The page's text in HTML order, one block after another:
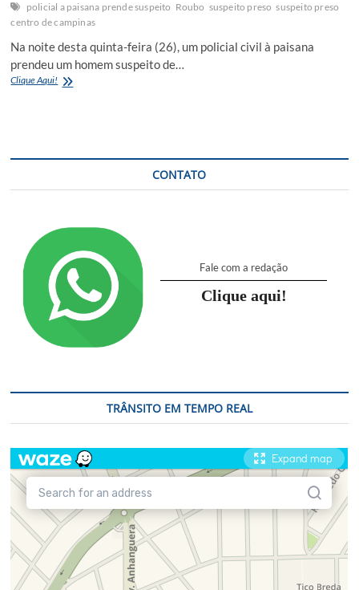
policial a paisana prende suspeito Roubo suspeito preso suspeito preso
centro de campinas
Na noite desta quinta-feira (26), um policial civil à paisana
prendeu um homem suspeito de…
Clique Aqui! Após
Campinas
CONTATO
Fale com a redação
Clique aqui!
TRÂNSITO EM TEMPO REAL